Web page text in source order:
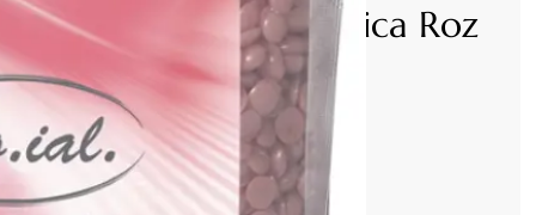
800g extra elastica Roz
refolosibila